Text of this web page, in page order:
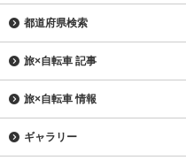
都道府県検索
旅×自転車 記事
旅×自転車 情報
ギャラリー